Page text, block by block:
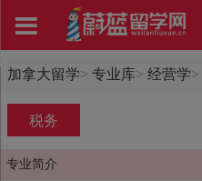
加拿大留学> 专业库> 经营学>
税务
专业简介